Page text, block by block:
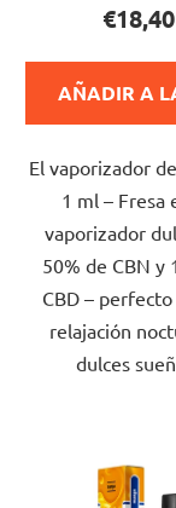
o
o
del
es
5,0
5
€18,40
AÑADIR A
El vaporizador
1 ml – Fresa
vaporizador
50% de CBN y
CBD –
relajación
dulces